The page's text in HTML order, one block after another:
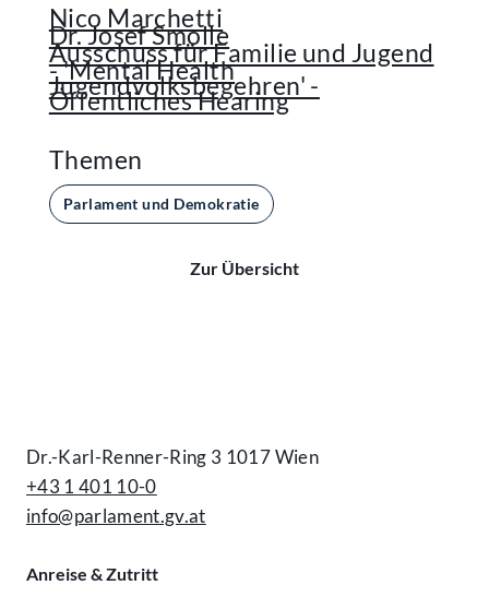
Nico Marchetti
Dr. Josef Smolle
Ausschuss für Familie und Jugend
- 'Mental Health
Jugendvolksbegehren' -
Öffentliches Hearing
Themen
Parlament und Demokratie
Zur Übersicht
Dr.-Karl-Renner-Ring 3 1017 Wien
+43 1 401 10-0
info@parlament.gv.at
Anreise & Zutritt